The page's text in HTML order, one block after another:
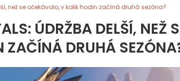
než se očekávalo, v kolik hodin začíná druhá sezóna?
ÚDRŽBA DELŠÍ, NEŽ
ZAČÍNÁ DRUHÁ